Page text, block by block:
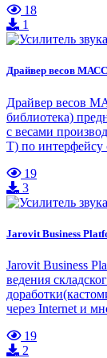
18
1
Драйвер весов
Драйвер весов
библиотека)
с весами
Т) по
19
3
Jarovit Business
Jarovit Business
ведения
через Internet и
19
2